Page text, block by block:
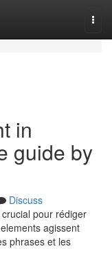
in
guide by
Discuss
pour rédiger
agissent
phrases et les